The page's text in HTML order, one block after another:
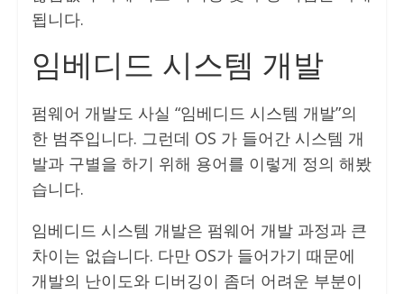
됩니다.
임베디드 시스템 개발
펌웨어 개발도 사실 “임베디드 시스템 개발”의
한 범주입니다. 그런데 OS 가 들어간 시스템 개
발과 구별을 하기 위해 용어를 이렇게 정의 해봤
습니다.
임베디드 시스템 개발은 펌웨어 개발 과정과 큰
차이는 없습니다. 다만 OS가 들어가기 때문에
개발의 난이도와 디버깅이 좀더 어려운 부분이